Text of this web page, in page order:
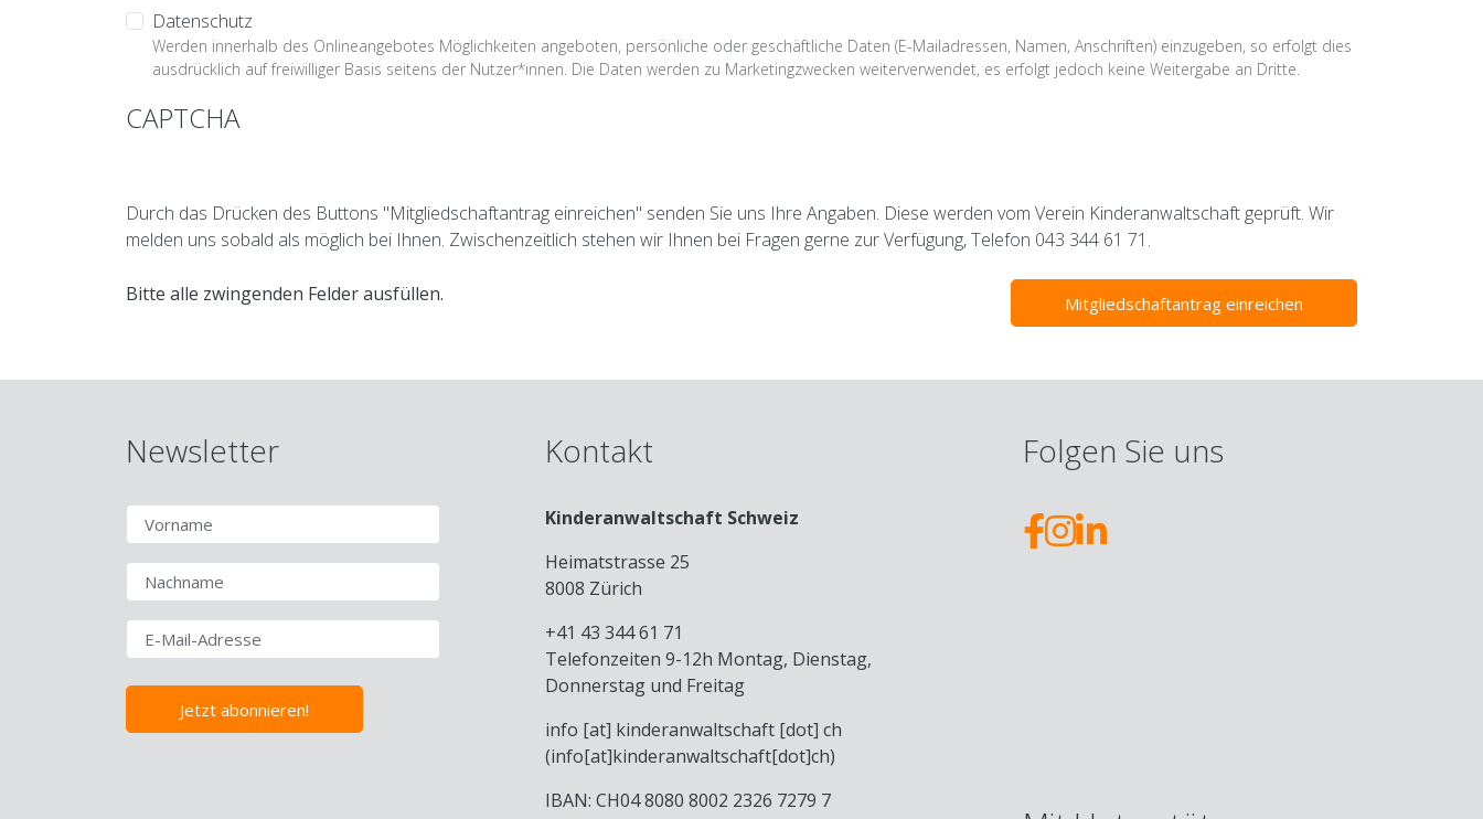
Datenschutz
Werden innerhalb des Onlineangebotes Möglichkeiten angeboten, persönliche oder geschäftliche Daten (E-Mailadressen, Namen, Anschriften) einzugeben, so erfolgt dies
ausdrücklich auf freiwilliger Basis seitens der Nutzer*innen. Die Daten werden zu Marketingzwecken weiterverwendet, es erfolgt jedoch keine Weitergabe an Dritte.
CAPTCHA
Durch das Drücken des Buttons "Mitgliedschaftantrag einreichen" senden Sie uns Ihre Angaben. Diese werden vom Verein Kinderanwaltschaft geprüft. Wir
melden uns sobald als möglich bei Ihnen. Zwischenzeitlich stehen wir Ihnen bei Fragen gerne zur Verfügung, Telefon 043 344 61 71.
Bitte alle zwingenden Felder ausfüllen. Mitgliedschaftantrag einreichen
Newsletter
Jetzt abonnieren!
Kontakt
Kinderanwaltschaft Schweiz
Heimatstrasse 25
8008 Zürich
+41 43 344 61 71
Telefonzeiten 9-12h Montag, Dienstag,
Donnerstag und Freitag
info [at] kinderanwaltschaft [dot] ch
(info[at]kinderanwaltschaft[dot]ch)
IBAN: CH04 8080 8002 2326 7279 7
Folgen Sie uns